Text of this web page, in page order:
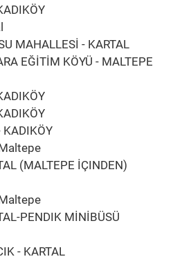
MAHALLESİ - KARTAL
EĞİTİM KÖYÜ - MALTEPE
(MALTEPE İÇINDEN)
PENDIK MİNİBÜSÜ
- KARTAL